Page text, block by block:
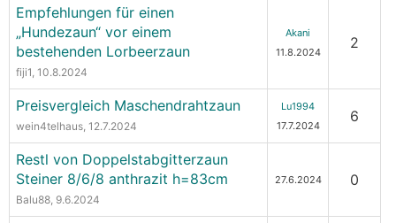
Empfehlungen für einen
„Hundezaun“ vor einem
bestehenden Lorbeerzaun
fiji1, 10.8.2024
Akani
11.8.2024
2
Preisvergleich Maschendrahtzaun
wein4telhaus, 12.7.2024
Lu1994
17.7.2024
6
Restl von Doppelstabgitterzaun
Steiner 8/6/8 anthrazit h=83cm
Balu88, 9.6.2024
27.6.2024 0